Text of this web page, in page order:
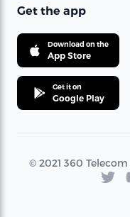
Get the app
Download on the
App Store
Get it on
Google Play
© 2021 360